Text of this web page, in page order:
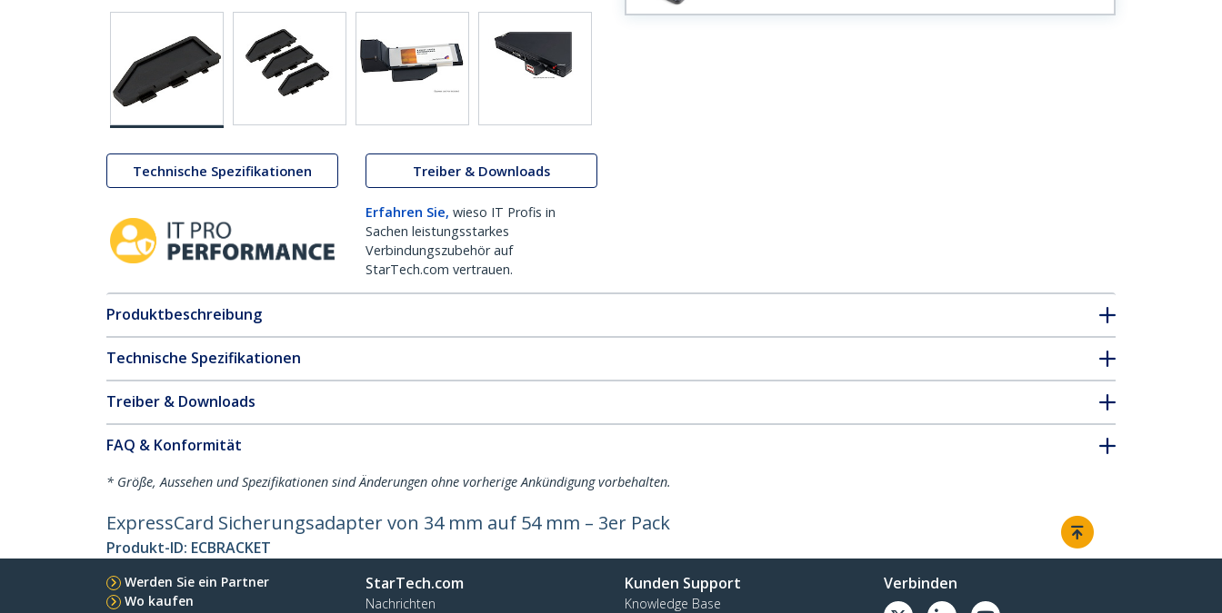
Technische Spezifikationen Treiber & Downloads
Erfahren Sie, wieso IT Profis in
Sachen leistungsstarkes
Verbindungszubehör auf
StarTech.com vertrauen.
Produktbeschreibung
Technische Spezifikationen
Treiber & Downloads
FAQ & Konformität
* Größe, Aussehen und Spezifikationen sind Änderungen ohne vorherige Ankündigung vorbehalten.
ExpressCard Sicherungsadapter von 34 mm auf 54 mm – 3er Pack
Produkt-ID: ECBRACKET
Werden Sie ein Partner
Wo kaufen
StarTech.com
Nachrichten
Kunden Support
Knowledge Base
Verbinden